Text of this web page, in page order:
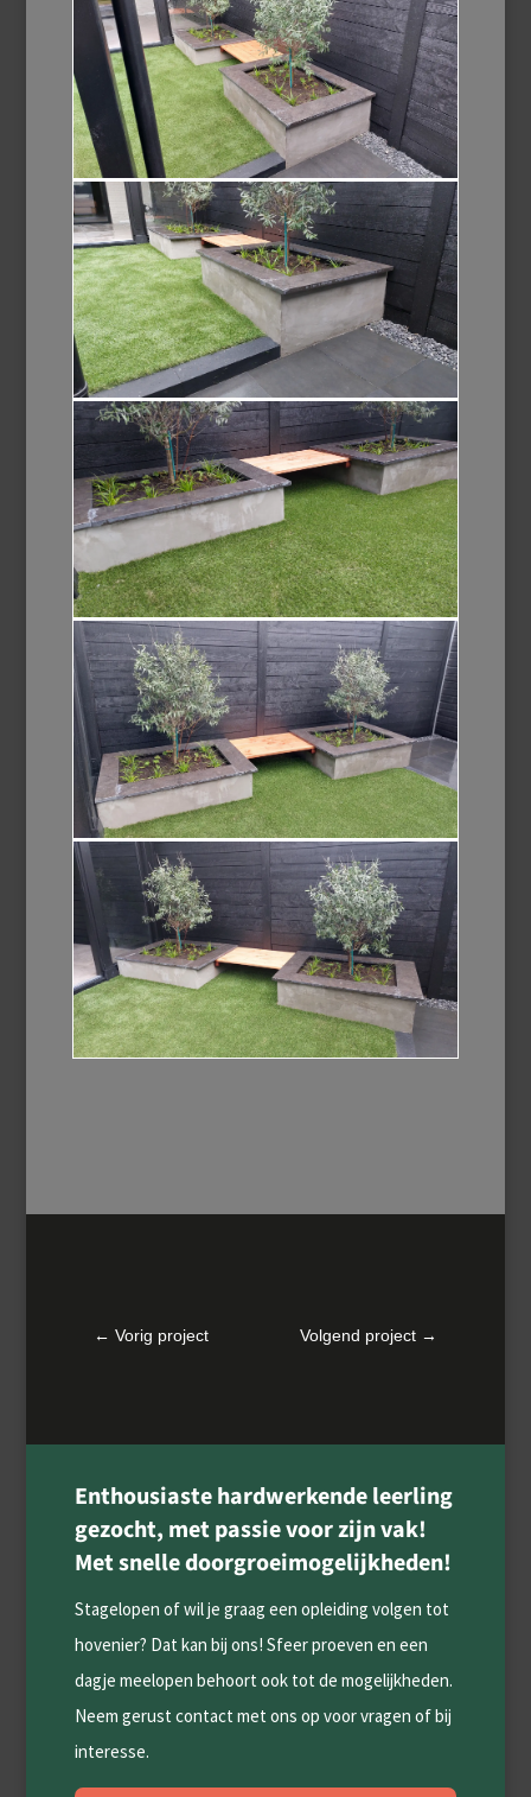
← Vorig project Volgend project →
Enthousiaste hardwerkende leerling
gezocht, met passie voor zijn vak!
Met snelle doorgroeimogelijkheden!
Stagelopen of wil je graag een opleiding volgen tot
hovenier? Dat kan bij ons! Sfeer proeven en een
dagje meelopen behoort ook tot de mogelijkheden.
Neem gerust contact met ons op voor vragen of bij
interesse.